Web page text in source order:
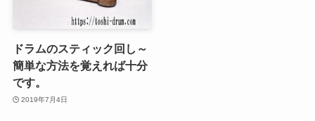
ドラムのスティック回し～
簡単な方法を覚えれば十分
です。
2019年7月4日